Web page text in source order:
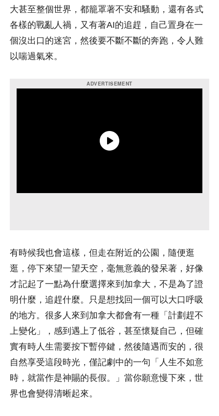
大甚至整個世界，都籠罩著不安和騷動，還有各式
各樣的戰亂人禍，又有著AI的追趕，自己置身在一
個沒出口的迷宮，然後要不斷不斷的奔跑，令人難
以喘過氣來。
有時候我也會這樣，但走在附近的公園，隨便逛
逛，停下來望一望天空，毫無意義的發呆著，好像
才記起了一點為什麼選擇來到加拿大，不是為了證
明什麼，追趕什麼。只是想找回一個可以大口呼吸
的地方。很多人來到加拿大都會有一種「計劃趕不
上變化」，感到遇上了低谷，甚至懷疑自己，但確
實有時人生需要按下暫停鍵，然後隨遇而安的，很
自然享受這段時光，僅記劇中的一句「人生不如意
時，就當作是神賜的長假。」當你願意慢下來，世
界也會變得清晰起來。